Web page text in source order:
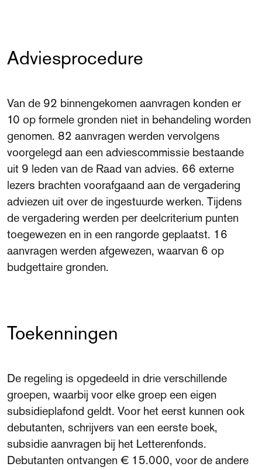
Adviesprocedure
Van de 92 binnengekomen aanvragen konden er
10 op formele gronden niet in behandeling worden
genomen. 82 aanvragen werden vervolgens
voorgelegd aan een adviescommissie bestaande
uit 9 leden van de Raad van advies. 66 externe
lezers brachten voorafgaand aan de vergadering
adviezen uit over de ingestuurde werken. Tijdens
de vergadering werden per deelcriterium punten
toegewezen en in een rangorde geplaatst. 16
aanvragen werden afgewezen, waarvan 6 op
budgettaire gronden.
Toekenningen
De regeling is opgedeeld in drie verschillende
groepen, waarbij voor elke groep een eigen
subsidieplafond geldt. Voor het eerst kunnen ook
debutanten, schrijvers van een eerste boek,
subsidie aanvragen bij het Letterenfonds.
Debutanten ontvangen € 15.000, voor de andere